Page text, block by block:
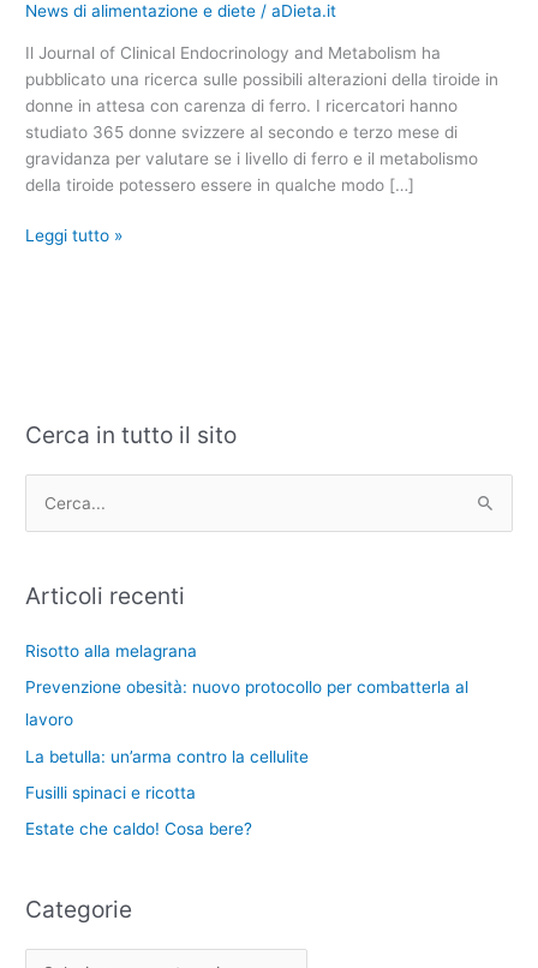
News di alimentazione e diete /aDieta.it
Il Journal of Clinical Endocrinology and Metabolism ha
pubblicato una ricerca sulle possibili alterazioni della tiroide in
donne in attesa con carenza di ferro. I ricercatori hanno
studiato 365 donne svizzere al secondo e terzo mese di
gravidanza per valutare se i livello di ferro e il metabolismo
della tiroide potessero essere in qualche modo […]
e
tiroide
Leggi tutto »
Cerca in tutto il sito
c
Articoli recenti
Risotto alla melagrana
Prevenzione obesità: nuovo protocollo per combatterla al
lavoro
La betulla: un’arma contro la cellulite
Fusilli spinaci e ricotta
Estate che caldo! Cosa bere?
Categorie
C
e
o
i
e
A
h
v